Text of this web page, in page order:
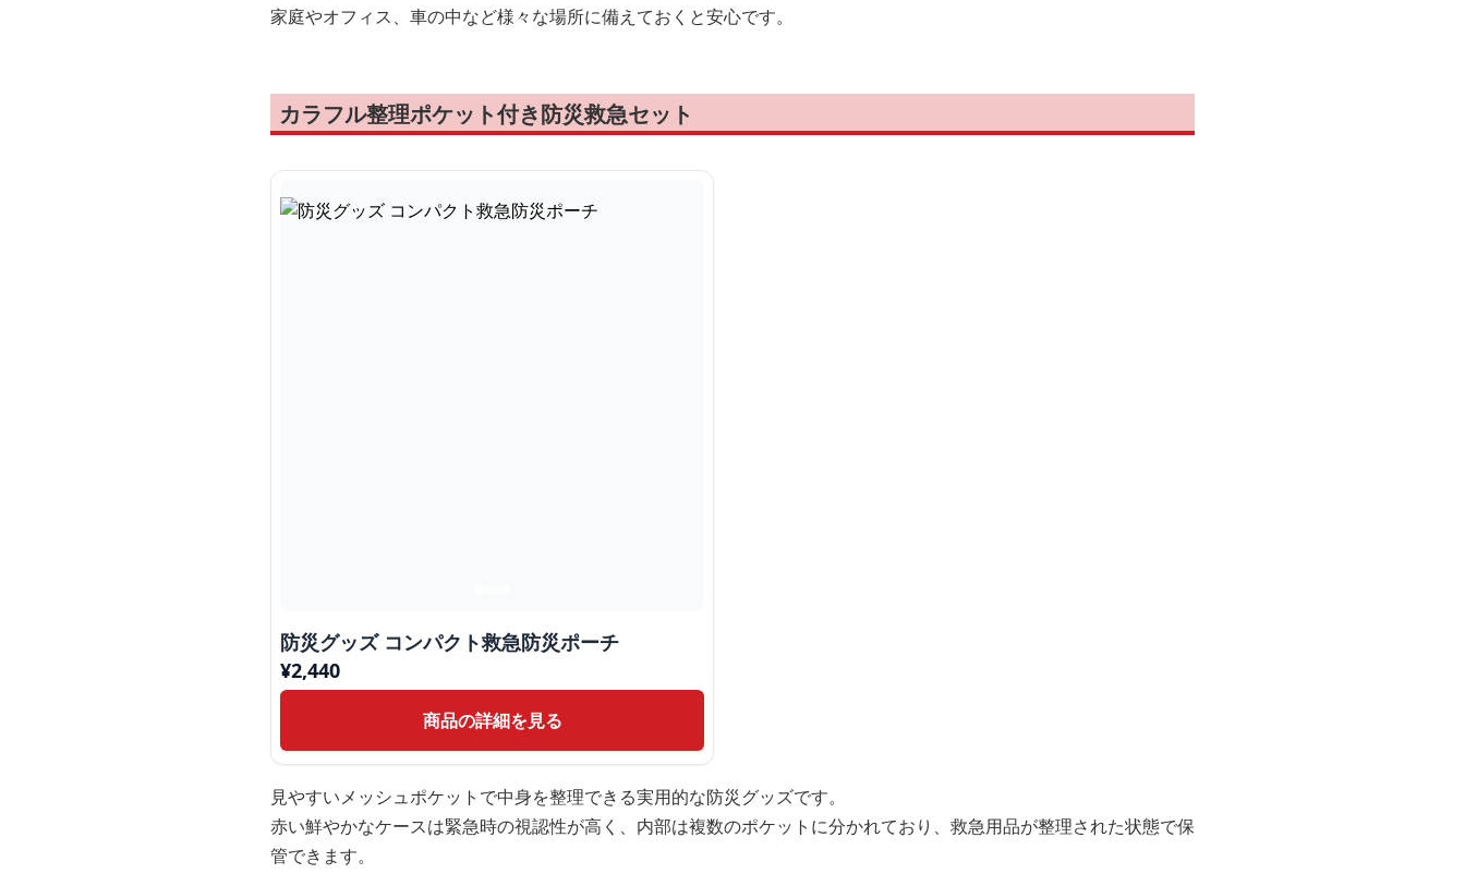
家庭やオフィス、車の中など様々な場所に備えておくと安心です。
カラフル整理ポケット付き防災救急セット
防災グッズ コンパクト救急防災ポーチ
¥2,440
商品の詳細を見る
見やすいメッシュポケットで中身を整理できる実用的な防災グッズです。
赤い鮮やかなケースは緊急時の視認性が高く、内部は複数のポケットに分かれており、救急用品が整理された状態で保
管できます。